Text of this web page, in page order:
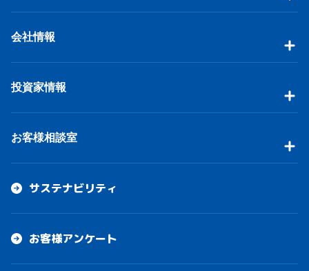
会社情報
投資家情報
お客様相談室
サステナビリティ
お客様アンケート